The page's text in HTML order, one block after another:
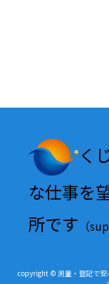
く
な仕事を
所です （
copyright © 測量・登記で